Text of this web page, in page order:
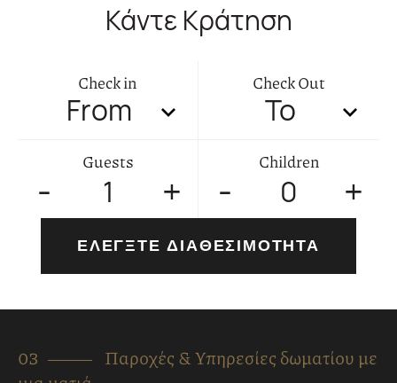
Check in Check Out
Guests
1
Children
0
ΕΛΕΓΞΤΕ ΔΙΑΘΕΣΙΜΟΤΗΤΑ